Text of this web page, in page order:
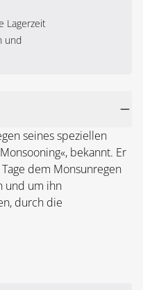
Lagerzeit
und
seines speziellen
bekannt. Er
dem Monsunregen
und um ihn
durch die